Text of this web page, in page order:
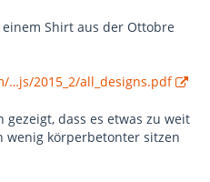
Shirt aus der Ottobre
…js/2015_2/all_designs.pdf
dass es etwas zu weit
wenig körperbetonter sitzen